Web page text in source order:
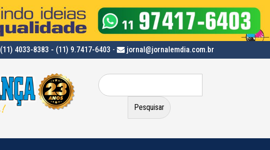
(11) 4033-8383 - (11) 9.7417-6403 - jornal@jornalemdia.com.br
Pesquisar
por: